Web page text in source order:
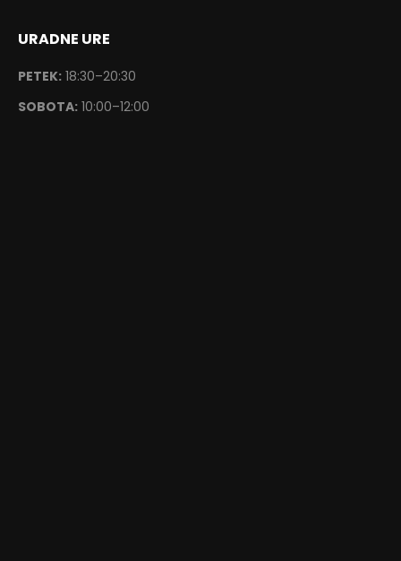
URADNE URE
PETEK: 18:30–20:30
SOBOTA: 10:00–12:00